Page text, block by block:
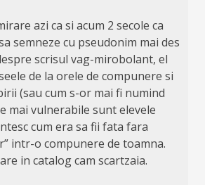
azi ca si acum 2 secole ca
semneze cu pseudonim mai des
scrisul vag-mirobolant, el
de la orele de compunere si
(sau cum s-or mai fi numind
mai vulnerabile sunt elevele
cum era sa fii fata fara
intr-o compunere de toamna.
in catalog cam scartzaia.